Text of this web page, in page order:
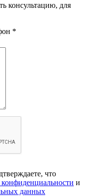
консультацию, для
*
что
и
данных